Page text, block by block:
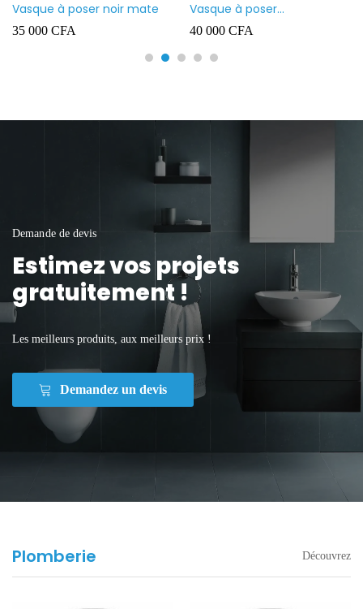
Vasque à poser noir mate
35 000 CFA
Vasque à poser
rectangulaire noir mate
40 000 CFA
Demande de devis
Estimez vos projets
gratuitement !
Les meilleurs produits, aux meilleurs prix !
Demandez un devis
Plomberie Découvrez